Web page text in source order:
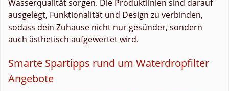
Wasserqualität sorgen. Die Produktlinien sind darauf
ausgelegt, Funktionalität und Design zu verbinden,
sodass dein Zuhause nicht nur gesünder, sondern
auch ästhetisch aufgewertet wird.
Smarte Spartipps rund um Waterdropfilter
Angebote